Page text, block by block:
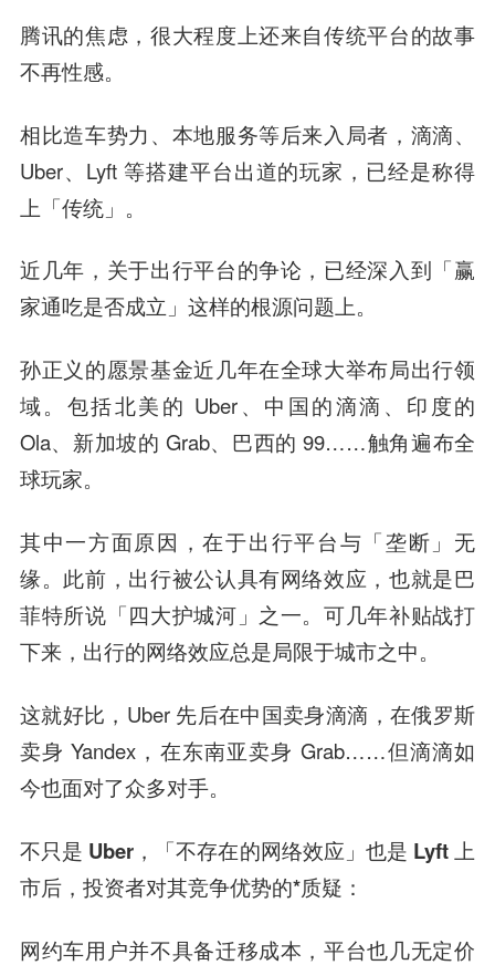
腾讯的焦虑，很大程度上还来自传统平台的故事
不再性感。
相比造车势力、本地服务等后来入局者，滴滴、
Uber、Lyft 等搭建平台出道的玩家，已经是称得
上「传统」。
近几年，关于出行平台的争论，已经深入到「赢
家通吃是否成立」这样的根源问题上。
孙正义的愿景基金近几年在全球大举布局出行领
域。包括北美的 Uber、中国的滴滴、印度的
Ola、新加坡的 Grab、巴西的 99……触角遍布全
球玩家。
其中一方面原因，在于出行平台与「垄断」无
缘。此前，出行被公认具有网络效应，也就是巴
菲特所说「四大护城河」之一。可几年补贴战打
下来，出行的网络效应总是局限于城市之中。
这就好比，Uber 先后在中国卖身滴滴，在俄罗斯
卖身 Yandex，在东南亚卖身 Grab……但滴滴如
今也面对了众多对手。
不只是 Uber，「不存在的网络效应」也是 Lyft 上
市后，投资者对其竞争优势的*质疑：
网约车用户并不具备迁移成本，平台也几无定价